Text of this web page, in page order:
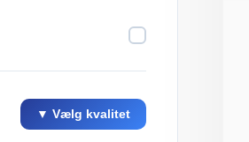
▼ Vælg kvalitet